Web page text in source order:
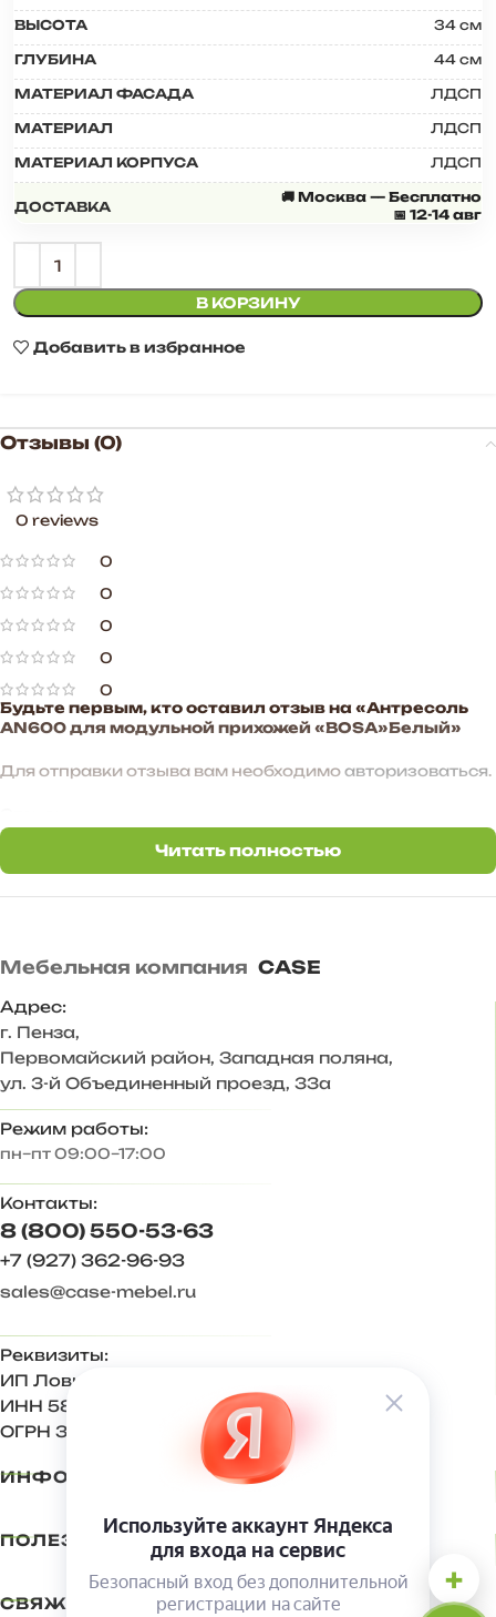
ВЫСОТА 34 см
ГЛУБИНА 44 см
МАТЕРИАЛ ФАСАДА ЛДСП
МАТЕРИАЛ ЛДСП
МАТЕРИАЛ КОРПУСА ЛДСП
ДОСТАВКА
🚚 Москва — Бесплатно
📅 12-14 авг
В КОРЗИНУ
Добавить в избранное
Отзывы (0)
0 reviews
0
0
0
0
0
Будьте первым, кто оставил отзыв на «Антресоль
AN600 для модульной прихожей «BOSA»Белый»
Для отправки отзыва вам необходимоавторизоваться.
Читать полностью
Мебельная компания CASE
Адрес:
г. Пенза,
Первомайский район, Западная поляна,
ул. 3-й Объединенный проезд, 33а
Режим работы:
пн–пт 09:00–17:00
Контакты:
8 (800) 550-53-63
+7 (927) 362-96-93
sales@case-mebel.ru
Реквизиты:
ИП Ловкова Ирина Евгеньевна
ИНН 583409650270
ОГРН 321583500001500
ИНФОРМАЦИЯ
ПОЛЕЗНОЕ
СВЯЖИТЕСЬ С НАМИ
+